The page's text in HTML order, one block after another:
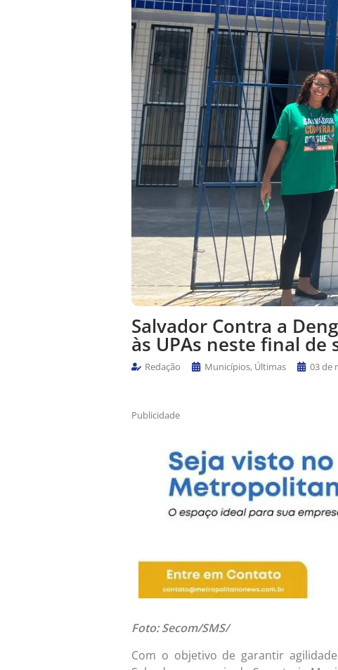
Salvador Contra a
às UPAs neste final de
Redação Municípios, Últimas 03 de
Publicidade
Foto: Secom/SMS/
Com o objetivo de garantir